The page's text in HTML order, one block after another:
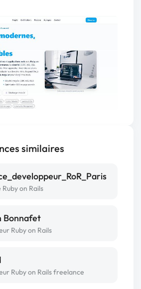
similaires
on Rails
Bonnafet
Ruby on Rails
Ruby on Rails freelance